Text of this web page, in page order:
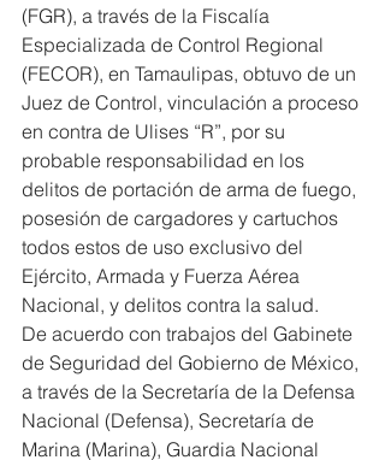
(FGR), a través de la Fiscalía
Especializada de Control Regional
(FECOR), en Tamaulipas, obtuvo de un
Juez de Control, vinculación a proceso
en contra de Ulises “R”, por su
probable responsabilidad en los
delitos de portación de arma de fuego,
posesión de cargadores y cartuchos
todos estos de uso exclusivo del
Ejército, Armada y Fuerza Aérea
Nacional, y delitos contra la salud.
De acuerdo con trabajos del Gabinete
de Seguridad del Gobierno de México,
a través de la Secretaría de la Defensa
Nacional (Defensa), Secretaría de
Marina (Marina), Guardia Nacional